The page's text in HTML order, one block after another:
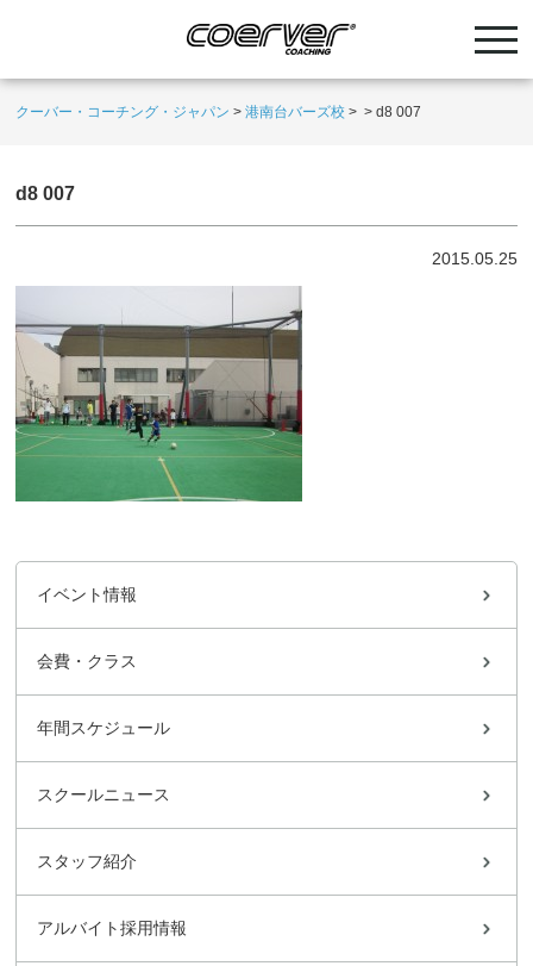
クーバー・コーチング・ジャパン >港南台バーズ校 > >d8 007
d8 007
2015.05.25
イベント情報
会費・クラス
年間スケジュール
スクールニュース
スタッフ紹介
アルバイト採用情報